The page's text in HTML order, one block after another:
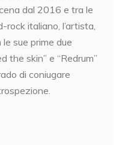
dal 2016 e tra le
italiano, l’artista,
sue prime due
the skin” e “Redrum”
di coniugare